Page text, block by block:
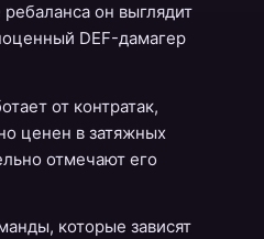
он выглядит
DEF-дамагер
от контратак,
ценен в затяжных
отмечают его
которые зависят